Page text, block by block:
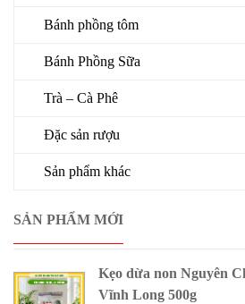
Bánh phồng tôm
Bánh Phồng Sữa
Trà – Cà Phê
Đặc sản rượu
Sản phẩm khác
SẢN PHẨM MỚI
Kẹo dừa non Nguyên
Vĩnh Long 500g